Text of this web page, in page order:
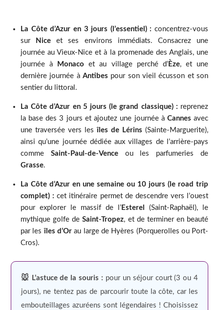
La Côte d’Azur en 3 jours (l’essentiel) : concentrez-vous
sur
Nice et ses environs immédiats. Consacrez une
journée au Vieux-Nice et à la promenade des Anglais, une
journée à
Monaco et au village perché d’Èze, et une
dernière journée à Antibes pour son vieil écusson et son
sentier du littoral.
La Côte d’Azur en 5 jours (le grand classique) : reprenez
la base des 3 jours et ajoutez une journée à Cannes avec
une traversée vers lesîles de Lérins (Sainte-Marguerite),
ainsi qu’une journée dédiée aux villages de l’arrière-pays
comme Saint-Paul-de-Venceou les parfumeries de
Grasse.
La Côte d’Azur en une semaine ou 10 jours (le road trip
complet) : cet itinéraire permet de descendre vers l’ouest
pour explorer le massif de l’ Esterel
(Saint-Raphaël), le
mythique golfe deSaint-Tropez, et de terminer en beauté
par lesîles d’Orau large de Hyères (Porquerolles ou Port-
Cros).
🐭 L’astuce de la souris : pour un séjour court (3 ou 4
jours), ne tentez pas de parcourir toute la côte, car les
embouteillages azuréens sont légendaires ! Choisissez